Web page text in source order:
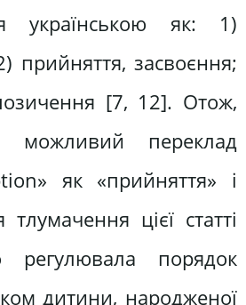
українською як: 1)
прийняття, засвоєння;
[7, 12]. Отож,
можливий переклад
як «прийняття» і
цієї статті
порядок
дитини, народженої